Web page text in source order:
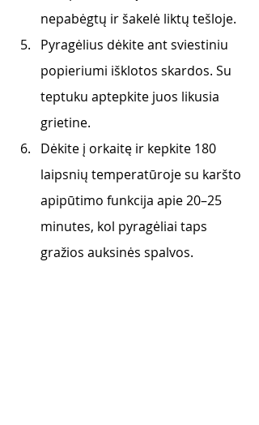
nepabėgtų ir šakelė liktų tešloje.
Pyragėlius dėkite ant sviestiniu
popieriumi išklotos skardos. Su
teptuku aptepkite juos likusia
grietine.
Dėkite į orkaitę ir kepkite 180
laipsnių temperatūroje su karšto
apipūtimo funkcija apie 20–25
minutes, kol pyragėliai taps
gražios auksinės spalvos.